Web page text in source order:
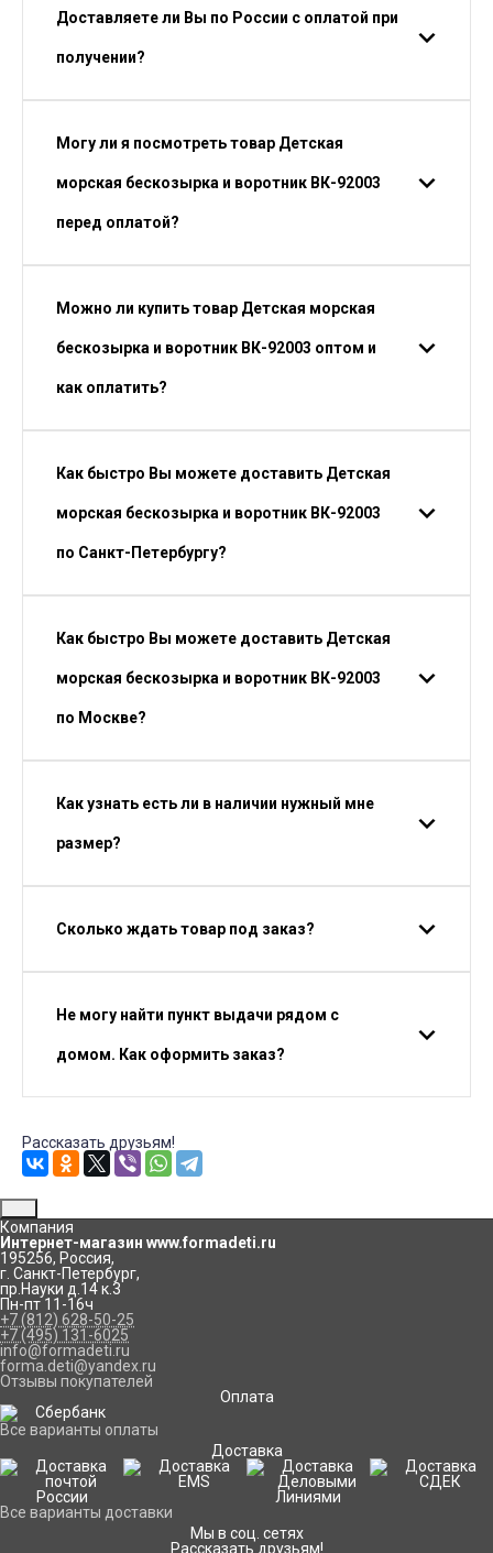
Доставляете ли Вы по России с оплатой при
получении?
Могу ли я посмотреть товар Детская
морская бескозырка и воротник ВК-92003
перед оплатой?
Можно ли купить товар Детская морская
бескозырка и воротник ВК-92003 оптом и
как оплатить?
Как быстро Вы можете доставить Детская
морская бескозырка и воротник ВК-92003
по Санкт-Петербургу?
Как быстро Вы можете доставить Детская
морская бескозырка и воротник ВК-92003
по Москве?
Как узнать есть ли в наличии нужный мне
размер?
Сколько ждать товар под заказ?
Не могу найти пункт выдачи рядом с
домом. Как оформить заказ?
Рассказать друзьям!
Компания
Интернет-магазин www.formadeti.ru
195256, Россия,
г. Санкт-Петербург,
пр.Науки д.14 к.3
Пн-пт 11-16ч
+7 (812) 628-50-25
+7 (495) 131-6025
info@formadeti.ru
forma.deti@yandex.ru
Отзывы покупателей
Оплата
Все варианты оплаты
Доставка
Все варианты доставки
Мы в соц. сетях
Рассказать друзьям!